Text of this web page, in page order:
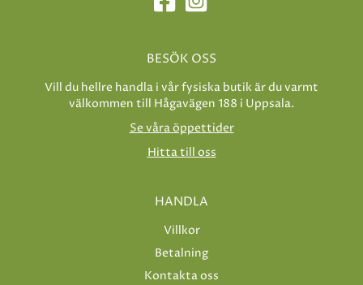
BESÖK OSS
Vill du hellre handla i vår fysiska butik är du varmt
välkommen till Hågavägen 188 i Uppsala.
Se våra öppettider
Hitta till oss
HANDLA
Villkor
Betalning
Kontakta oss